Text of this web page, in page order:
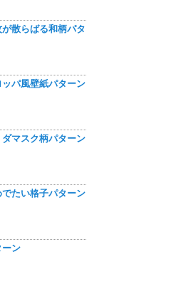
散らばる和柄パタ
パ風壁紙パターン
マスク柄パターン
たい格子パターン
ン